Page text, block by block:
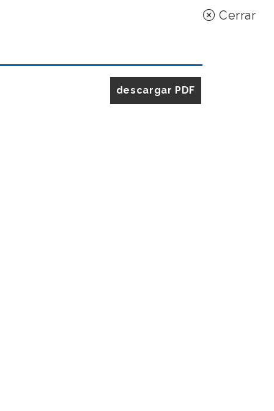
Cerrar
descargar PDF